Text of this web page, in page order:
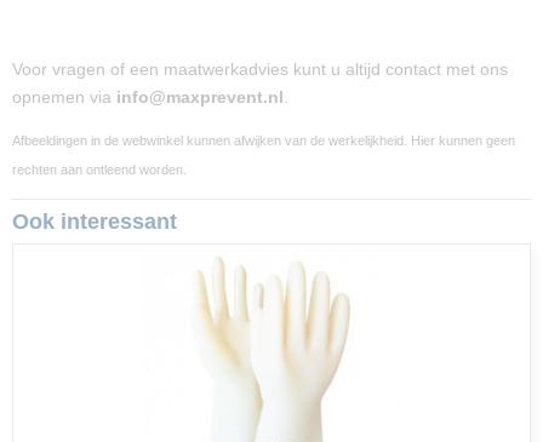
Voor vragen of een maatwerkadvies kunt u altijd contact met ons
opnemen via info@maxprevent.nl
Afbeeldingen in de webwinkel kunnen afwijken van de werkelijkheid. Hier kunnen geen
rechten aan ontleend worden.
Ook interessant